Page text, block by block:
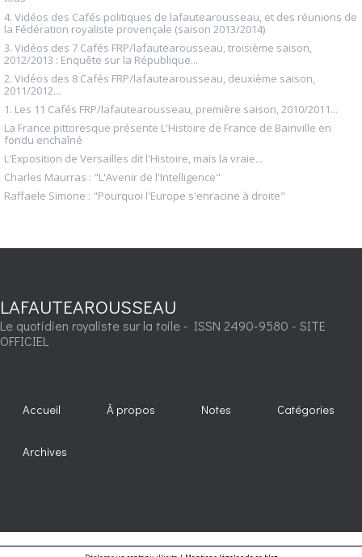
4. Vidéos des Cafés politiques de lafautearousseau, et des réunions de
la Fédération royaliste provençale (saison 2013/2014)
3. Vidéos des 7 Cafés FRP/lafautearousseau, troisième saison,
2012/2013 : Enquête sur la République...
2. Vidéos des 8 Cafés FRP/lafautearousseau, deuxième saison,
2011/2012...
1. Les 11 Cafés FRP/lafautearousseau, première saison, 2010/2011...
La France pittoresque présente L'Histoire de France de Bainville en
fondu enchaîné
L'Exposition de Versailles dit l'Histoire, mais la vraie...
Charles Maurras : "L'Avenir de l'Intelligence"
Raffaele Simone : "Pourquoi l'Europe s'enracine à droite"
LAFAUTEAROUSSEAU
Le quotidien royaliste sur la toile - ISSN 2490-9580 - SITE
OFFICIEL
Accueil À propos Notes Catégories
Archives